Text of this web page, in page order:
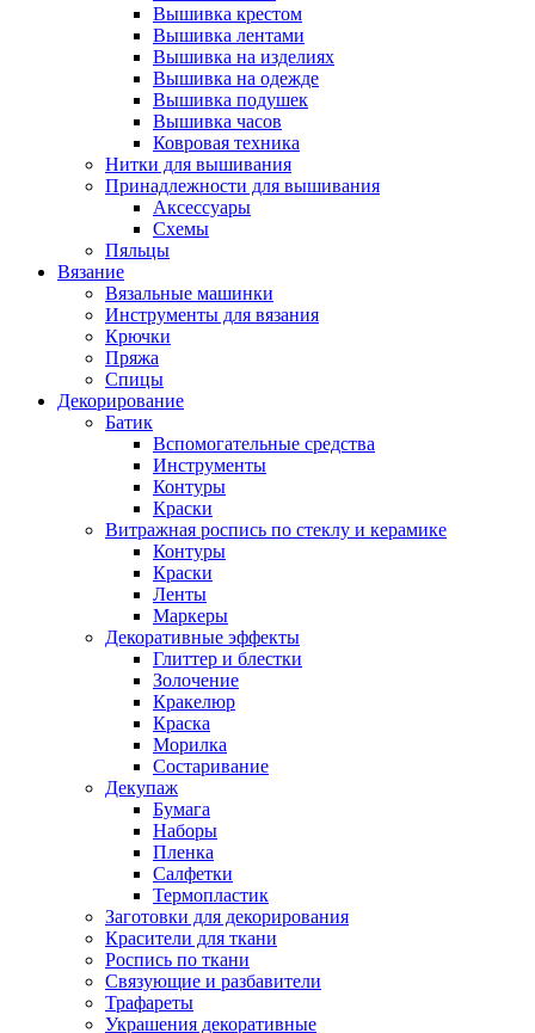
Вышивка крестом
Вышивка лентами
Вышивка на изделиях
Вышивка на одежде
Вышивка подушек
Вышивка часов
Ковровая техника
Нитки для вышивания
Принадлежности для вышивания
Аксессуары
Схемы
Пяльцы
Вязание
Вязальные машинки
Инструменты для вязания
Крючки
Пряжа
Спицы
Декорирование
Батик
Вспомогательные средства
Инструменты
Контуры
Краски
Витражная роспись по стеклу и керамике
Контуры
Краски
Ленты
Маркеры
Декоративные эффекты
Глиттер и блестки
Золочение
Кракелюр
Краска
Морилка
Состаривание
Декупаж
Бумага
Наборы
Пленка
Салфетки
Термопластик
Заготовки для декорирования
Красители для ткани
Роспись по ткани
Связующие и разбавители
Трафареты
Украшения декоративные